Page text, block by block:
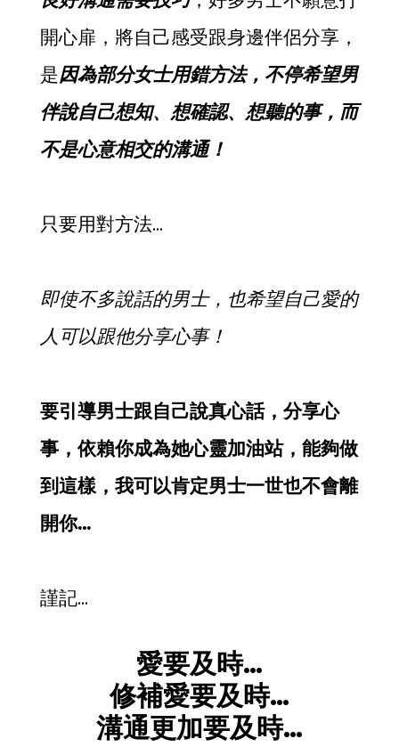
開心扉，將自己感受跟身邊伴侶分享，
是因為部分女士用錯方法，不停希望男
伴說自己想知、想確認、想聽的事，而
不是心意相交的溝通！
只要用對方法…
即使不多說話的男士，也希望自己愛的
人可以跟他分享心事！
要引導男士跟自己說真心話，分享心
事，依賴你成為她心靈加油站，能夠做
到這樣，我可以肯定男士一世也不會離
開你…
謹記…
愛要及時…
修補愛要及時…
溝通更加要及時…